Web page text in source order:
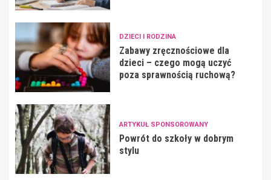
DZIECI I RODZINA
Zabawy zręcznościowe dla
dzieci – czego mogą uczyć
poza sprawnością ruchową?
ARTYKUŁ SPONSOROWANY
Powrót do szkoły w dobrym
stylu